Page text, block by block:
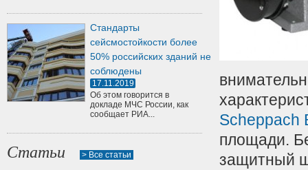
Стандарты
сейсмостойкости более
50% российских зданий не
соблюдены
17.11.2019
Об этом говорится в
докладе МЧС России, как
сообщает РИА...
Статьи > Все статьи
Scheppach
площади.
защитный